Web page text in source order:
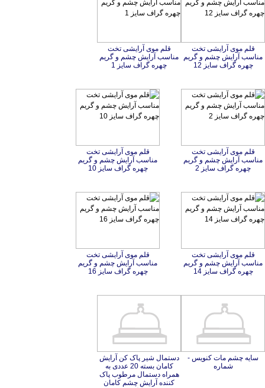
قلم موی آرایشی تخت
مناسب آرایش چشم و گریم
چهره گراف سایز 12
قلم موی آرایشی تخت
مناسب آرایش چشم و گریم
چهره گراف سایز 1
قلم موی آرایشی تخت
مناسب آرایش چشم و گریم
چهره گراف سایز 2
قلم موی آرایشی تخت
مناسب آرایش چشم و گریم
چهره گراف سایز 10
قلم موی آرایشی تخت
مناسب آرایش چشم و گریم
چهره گراف سایز 14
قلم موی آرایشی تخت
مناسب آرایش چشم و گریم
چهره گراف سایز 16
سایه چشم مات کنویس -
شماره
دستمال شیر پاک کن آرایش
کامان بسته 20 عددی به
همراه دستمال مرطوب پاک
کننده آرایش چشم کامان